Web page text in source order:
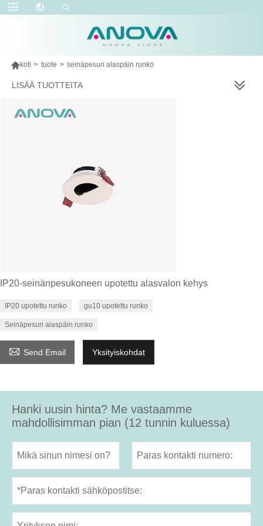
koti > tuote > seinäpesuri alaspäin runko
LISÄÄ TUOTTEITA
IP20-seinänpesukoneen upotettu alasvalon kehys
IP20 upotettu runko gu10 upotettu runko
Seinäpesuri alaspäin runko
 Send Email Yksityiskohdat
Hanki uusin hinta? Me vastaamme
mahdollisimman pian (12 tunnin kuluessa)